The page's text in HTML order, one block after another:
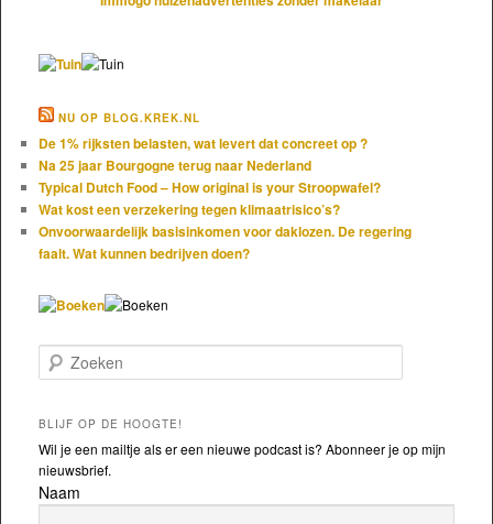
NU OP BLOG.KREK.NL
De 1% rijksten belasten, wat levert dat concreet op ?
Na 25 jaar Bourgogne terug naar Nederland
Typical Dutch Food – How original is your Stroopwafel?
Wat kost een verzekering tegen klimaatrisico’s?
Onvoorwaardelijk basisinkomen voor daklozen. De regering
faalt. Wat kunnen bedrijven doen?
Zoeken
BLIJF OP DE HOOGTE!
Wil je een mailtje als er een nieuwe podcast is? Abonneer je op mijn
nieuwsbrief.
Naam